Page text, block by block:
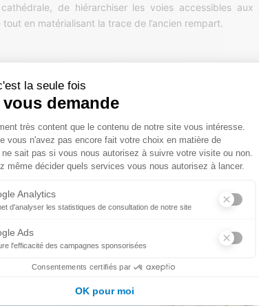
de hiérarchiser les voies accessibles aux
en matérialisant la trace de l’ancien rempart.
VISA / DET / AOR / OPC
/ Concessionnaires / DRAC Bretagne / ABF
1090- ARTILL
la seule fois
demande
de Gestion du
très content que le contenu de notre site vous intéresse.
vous n'avez pas encore fait votre choix en matière de
sait pas si vous nous autorisez à suivre votre visite ou non.
même décider quels services vous nous autorisez à lancer.
Analytics
d'analyser les statistiques de consultation de notre site
Ads
l'efficacité des campagnes sponsorisées
Consentements certifiés par
OK pour moi